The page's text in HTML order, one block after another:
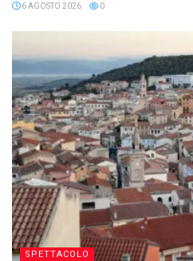
6 AGOSTO 2026 0
SPETTACOLO